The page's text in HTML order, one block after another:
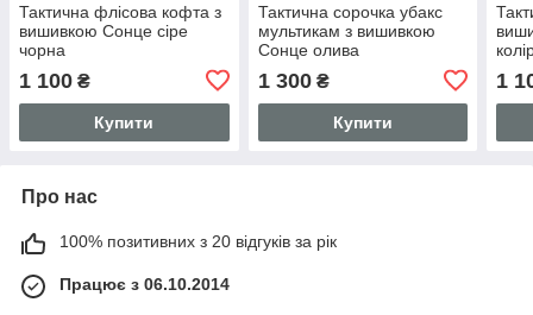
Тактична флісова кофта з
вишивкою Сонце сіре
чорна
1 100 ₴
Купити
Тактична сорочка убакс
мультикам з вишивкою
Сонце олива
1 300₴
Купити
1
Про нас
100% позитивних з 20 відгуків за рік
Працює з 06.10.2014